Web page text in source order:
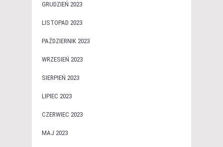
GRUDZIEŃ 2023
LISTOPAD 2023
PAŹDZIERNIK 2023
WRZESIEŃ 2023
SIERPIEŃ 2023
LIPIEC 2023
CZERWIEC 2023
MAJ 2023